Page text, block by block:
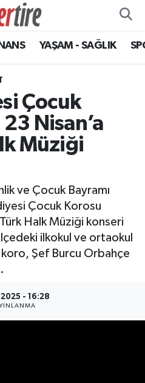
YAŞAM - SAĞLIK
Çocuk
Nisan’a
Müziği
ve Çocuk Bayramı
Çocuk Korosu
Halk Müziği konseri
ilkokul ve ortaokul
Şef Burcu Orbahçe
- 16:28
Haritası
ve Fikstür